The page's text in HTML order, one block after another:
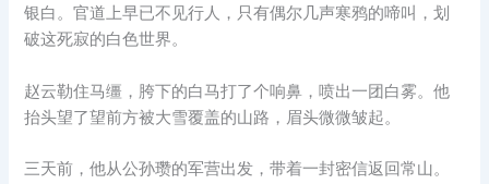
银白。官道上早已不见行人，只有偶尔几声寒鸦的啼叫，划
破这死寂的白色世界。
赵云勒住马缰，胯下的白马打了个响鼻，喷出一团白雾。他
抬头望了望前方被大雪覆盖的山路，眉头微微皱起。
三天前，他从公孙瓒的军营出发，带着一封密信返回常山。